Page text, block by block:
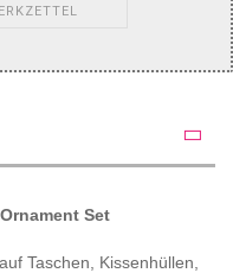
Set
Taschen, Kissenhüllen,